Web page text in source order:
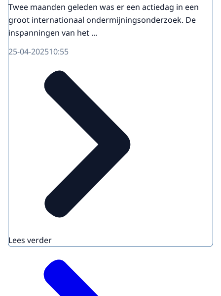
Twee maanden geleden was er een actiedag in een
groot internationaal ondermijningsonderzoek. De
inspanningen van het ...
25-04-202510:55
Lees verder